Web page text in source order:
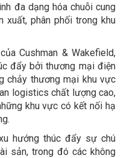
đa dạng hóa chuỗi cung
xuất, phân phối trong khu
Cushman & Wakefield,
đẩy bởi thương mại điện
chảy thương mại khu vực
logistics chất lượng cao,
khu vực có kết nối hạ
hướng thúc đẩy sự chú
sản, trong đó các không